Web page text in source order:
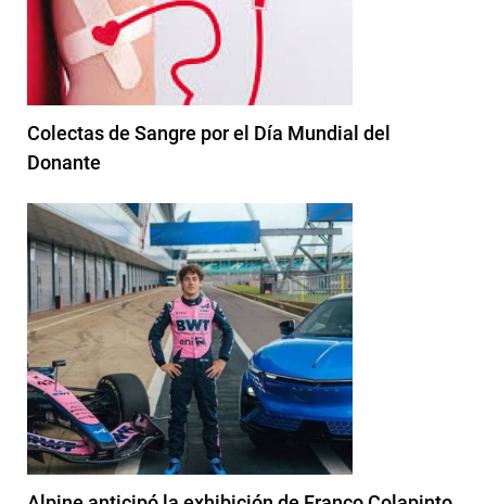
Colectas de Sangre por el Día Mundial del
Donante